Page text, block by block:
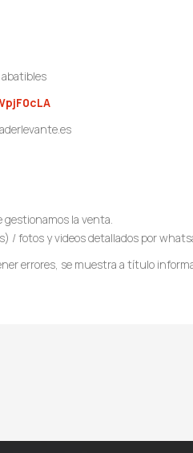
la venta.
/ fotos y videos detallados por
errores, se muestra a título